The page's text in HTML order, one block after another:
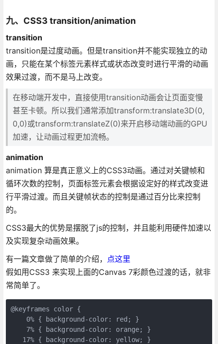
九、CSS3 transition/animation
transition
transition是过度动画。但是transition并不能实现独立的动
画，只能在某个标签元素样式或状态改变时进行平滑的动画
效果过渡，而不是马上改变。
在移动端开发中，直接使用transition动画会让页面变慢
甚至卡顿。所以我们通常添加transform:translate3D(0,
0,0)或transform:translateZ(0)来开启移动端动画的GPU
加速，让动画过程更加流畅。
animation
animation 算是真正意义上的CSS3动画。通过对关键帧和
循环次数的控制，页面标签元素会根据设定好的样式改变进
行平滑过渡。而且关键帧状态的控制是通过百分比来控制
的。
CSS3最大的优势是摆脱了js的控制，并且能利用硬件加速以
及实现复杂动画效果。
有一篇文章做了简单的介绍， 点这里
假如用CSS3 来实现上面的Canvas 7彩颜色过渡的话，就非
常简单了。
@keyframes color {
    0% { background-color: red; }
    7% { background-color: orange; }
   17% { background-color: yellow; }